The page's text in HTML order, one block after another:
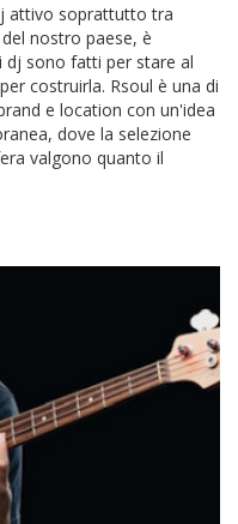
attivo soprattutto tra
nostro paese, è
sono fatti per stare al
costruirla. Rsoul è una di
e location con un'idea
dove la selezione
valgono quanto il